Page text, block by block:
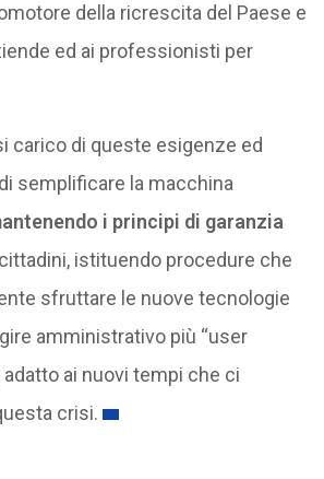
della ricrescita del Paese e
ed ai professionisti per
carico di queste esigenze ed
semplificare la macchina
i principi di garanzia
istituendo procedure che
sfruttare le nuove tecnologie
amministrativo più “user
ai nuovi tempi che ci
crisi.